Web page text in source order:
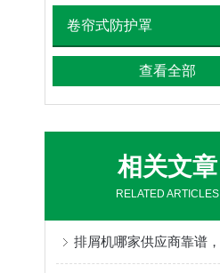
卷帘式防护罩
查看全部
相关文章
RELATED ARTICLES